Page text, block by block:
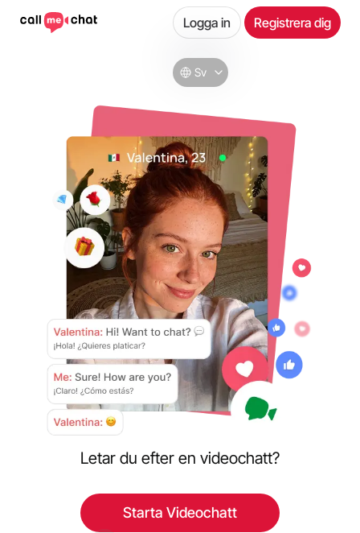
Sv
Logga in Registrera dig
Letar du efter en videochatt?
Starta Videochatt